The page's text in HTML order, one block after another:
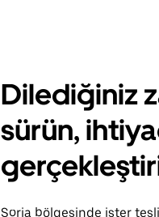
Dilediğiniz
sürün,
Soria bölgesinde ister